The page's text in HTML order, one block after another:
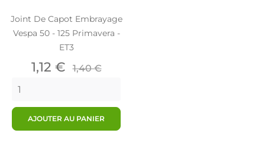
Joint De Capot Embrayage
Vespa 50 - 125 Primavera -
ET3
Prix
1,12 € Prix
1,40 €
AJOUTER AU PANIER